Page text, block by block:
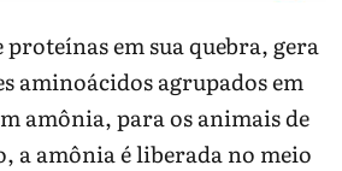
em sua quebra, gera
aminoácidos agrupados em
amônia, para os animais de
a amônia é liberada no meio